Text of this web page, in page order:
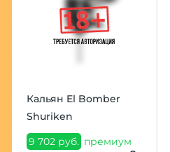
Кальян El Bomber
Shuriken
9 702 руб. премиум